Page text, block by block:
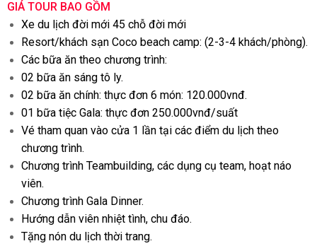
GIÁ TOUR BAO GỒM
Xe du lịch đời mới 45 chỗ đời mới
Resort/khách sạn Coco beach camp: (2-3-4 khách/phòng).
Các bữa ăn theo chương trình:
02 bữa ăn sáng tô ly.
02 bữa ăn chính: thực đơn 6 món: 120.000vnđ.
01 bữa tiệc Gala: thực đơn 250.000vnđ/suất
Vé tham quan vào cửa 1 lần tại các điểm du lịch theo
chương trình.
Chương trình Teambuilding, các dụng cụ team, hoạt náo
viên.
Chương trình Gala Dinner.
Hướng dẫn viên nhiệt tình, chu đáo.
Tặng nón du lịch thời trang.